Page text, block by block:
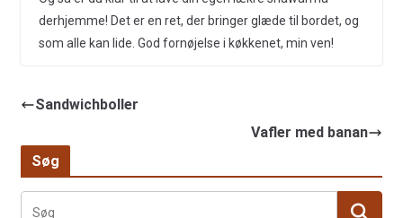
derhjemme! Det er en ret, der bringer glæde til bordet, og
som alle kan lide. God fornøjelse i køkkenet, min ven!
Sandwichboller
Vafler med banan
Søg